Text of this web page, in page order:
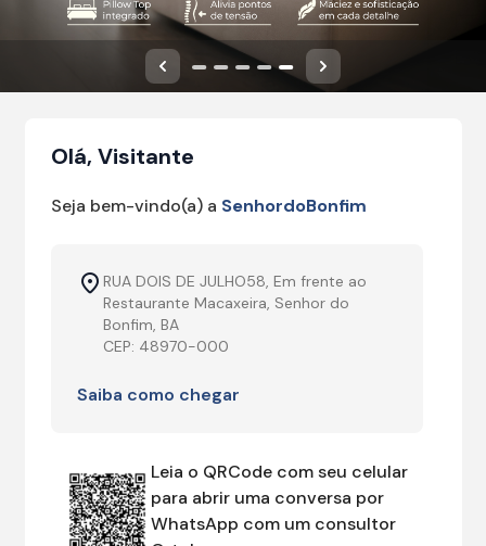
Anterior Próximo
Olá, Visitante
Seja bem-vindo(a) a SenhordoBonfim
RUA DOIS DE JULHO58, Em frente ao
Restaurante Macaxeira, Senhor do
Bonfim, BA
CEP: 48970-000
Saiba como chegar
Leia o QRCode com seu celular
para abrir uma conversa por
WhatsApp com um consultor